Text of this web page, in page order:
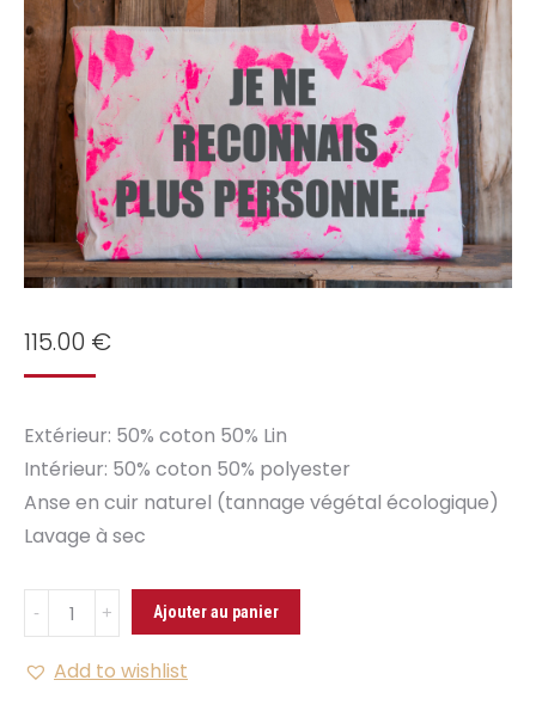
115.00 €
Extérieur: 50% coton 50% Lin
Intérieur: 50% coton 50% polyester
Anse en cuir naturel (tannage végétal écologique)
Lavage à sec
Quantité
Cabas
je
Ajouter au panier
Add to wishlist